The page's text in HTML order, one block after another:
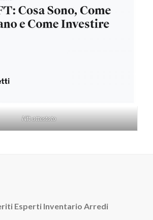
Nft attestato
Esperti Inventario Arredi